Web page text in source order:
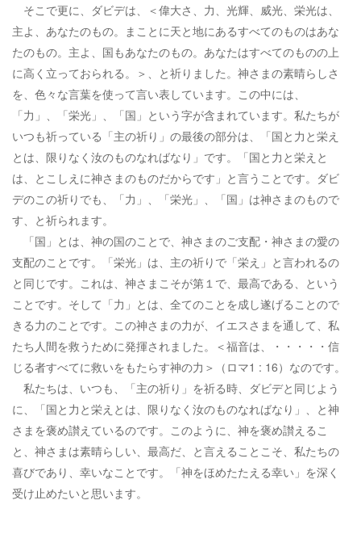
そこで更に、ダビデは、＜偉大さ、力、光輝、威光、栄光は、
主よ、あなたのもの。まことに天と地にあるすべてのものはあな
たのもの。主よ、国もあなたのもの。あなたはすべてのものの上
に高く立っておられる。＞、と祈りました。神さまの素晴らしさ
を、色々な言葉を使って言い表しています。この中には、
「力」、「栄光」、「国」という字が含まれています。私たちが
いつも祈っている「主の祈り」の最後の部分は、「国と力と栄え
とは、限りなく汝のものなればなり」です。「国と力と栄えと
は、とこしえに神さまのものだからです」と言うことです。ダビ
デのこの祈りでも、「力」、「栄光」、「国」は神さまのもので
す、と祈られます。
「国」とは、神の国のことで、神さまのご支配・神さまの愛の
支配のことです。「栄光」は、主の祈りで「栄え」と言われるの
と同じです。これは、神さまこそが第１で、最高である、という
ことです。そして「力」とは、全てのことを成し遂げることので
きる力のことです。この神さまの力が、イエスさまを通して、私
たち人間を救うために発揮されました。＜福音は、・・・・・信
じる者すべてに救いをもたらす神の力＞（ロマ1 : 16）なのです。
私たちは、いつも、「主の祈り」を祈る時、ダビデと同じよう
に、「国と力と栄えとは、限りなく汝のものなればなり」、と神
さまを褒め讃えているのです。このように、神を褒め讃えるこ
と、神さまは素晴らしい、最高だ、と言えることこそ、私たちの
喜びであり、幸いなことです。「神をほめたたえる幸い」を深く
受け止めたいと思います。